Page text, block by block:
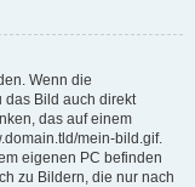
Wenn die
das Bild auch direkt
das auf einem
mein-bild.gif.
eigenen PC befinden
zu Bildern, die nur nach